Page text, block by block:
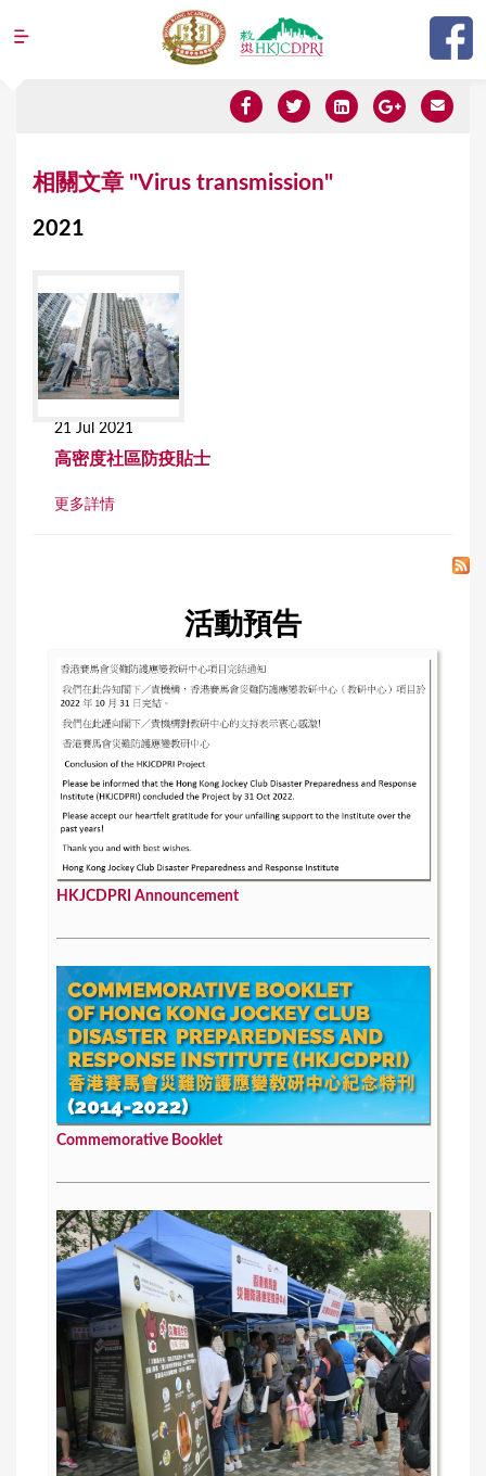
Jump to navigation
相關文章 "Virus transmission"
2021
21 Jul 2021
高密度社區防疫貼士
更多詳情
活動預告
HKJCDPRI Announcement
Commemorative Booklet